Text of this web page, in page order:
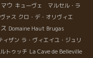
ウ キューヴェ マルセル・ラ
ァス クロ・デ・オリヴィエ
Domaine Haut Brugas
ィザン ラ・ヴィエイユ・ジュリ
トゥッチ La Cave de Belleville